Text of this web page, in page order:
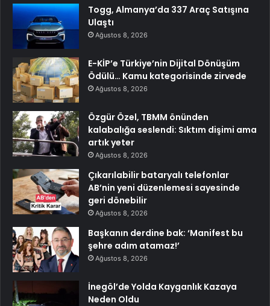
Togg, Almanya’da 337 Araç Satışına
Ulaştı
Ağustos 8, 2026
E-KİP’e Türkiye’nin Dijital Dönüşüm
Ödülü… Kamu kategorisinde zirvede
Ağustos 8, 2026
Özgür Özel, TBMM önünden
kalabalığa seslendi: Sıktım dişimi ama
artık yeter
Ağustos 8, 2026
Çıkarılabilir bataryalı telefonlar
AB’nin yeni düzenlemesi sayesinde
geri dönebilir
Ağustos 8, 2026
Başkanın derdine bak: ‘Manifest bu
şehre adım atamaz!’
Ağustos 8, 2026
İnegöl’de Yolda Kayganlık Kazaya
Neden Oldu